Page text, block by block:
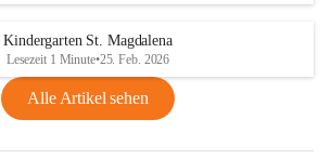
Kindergarten St. Magdalena
Lesezeit 1 Minute•25. Feb. 2026
Alle Artikel sehen